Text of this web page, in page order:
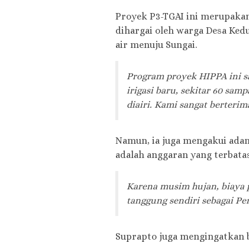
Proyek P3-TGAI ini
dihargai oleh warga Desa
air menuju Sungai.
Program proyek HIPPA ini
irigasi baru, sekitar 60
diairi. Kami sangat
Namun, ia juga mengakui
adalah anggaran yang
Karena musim hujan,
tanggung sendiri sebagai
Suprapto juga mengingatkan